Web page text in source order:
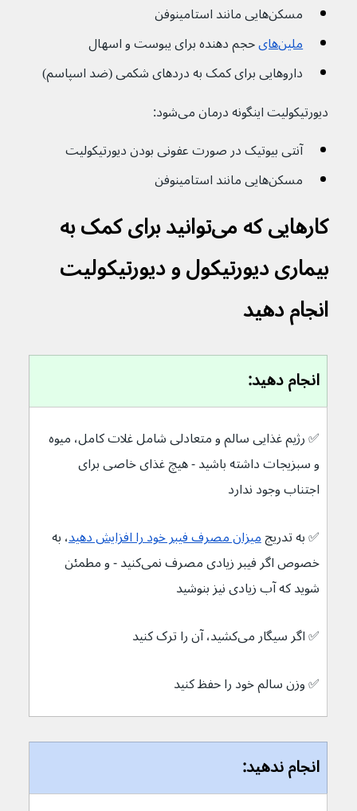
مسکن‌هایی مانند استامینوفن
ملین‌های
حجم دهنده برای یبوست و اسهال
داروهایی برای کمک به دردهای شکمی (ضد اسپاسم)
دیورتیکولیت اینگونه درمان می‌شود:
آنتی بیوتیک در صورت عفونی بودن دیورتیکولیت
مسکن‌هایی مانند استامینوفن
کارهایی که می‌توانید برای کمک به
بیماری دیورتیکول و دیورتیکولیت
انجام دهید
انجام دهید:
✅ رژیم غذایی سالم و متعادلی شامل غلات کامل، میوه
و سبزیجات داشته باشید - هیچ غذای خاصی برای
اجتناب وجود ندارد
✅ به تدریج میزان مصرف فیبر خود را افزایش دهید، به
خصوص اگر فیبر زیادی مصرف نمی‌کنید - و مطمئن
شوید که آب زیادی نیز بنوشید
✅ اگر سیگار می‌کشید، آن را ترک کنید
✅ وزن سالم خود را حفظ کنید
انجام ندهید: